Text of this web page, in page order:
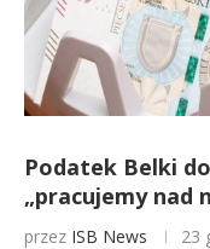
Podatek Belki
„pracujemy nad
przez ISB News 23